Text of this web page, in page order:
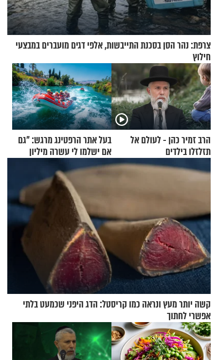
צרפת: נהר הסן בסכנת התייבשות, אלפי דגים מועברים במבצעי
חילוץ
הרב זמיר כהן - לעולם אל
תזלזלו בילדים
בעל אתר הרפטינג מרגש: "גם
אם ישלמו לי עשרה מיליון
שקלים - לא אפתח בשבת"
קשה יותר מעץ ונראה כמו קריסטל: הדג היפני שכמעט בלתי
אפשרי לחתוך